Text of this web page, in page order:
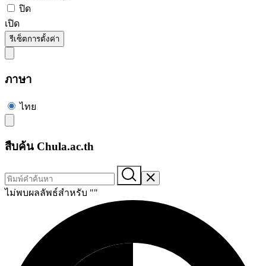
ปิด
เปิด
รีเซ็ตการตั้งค่า
ภาษา
ไทย
สืบค้น Chula.ac.th
ไม่พบผลลัพธ์สำหรับ ""